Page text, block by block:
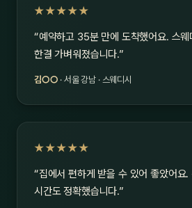
★★★★★
“예약하고 35분 만에 도착했어요. 스
한결 가벼워졌습니다.”
김○○ · 서울 강남 · 스웨디시
★★★★★
“집에서 편하게 받을 수 있어 좋았어요
시간도 정확했습니다.”